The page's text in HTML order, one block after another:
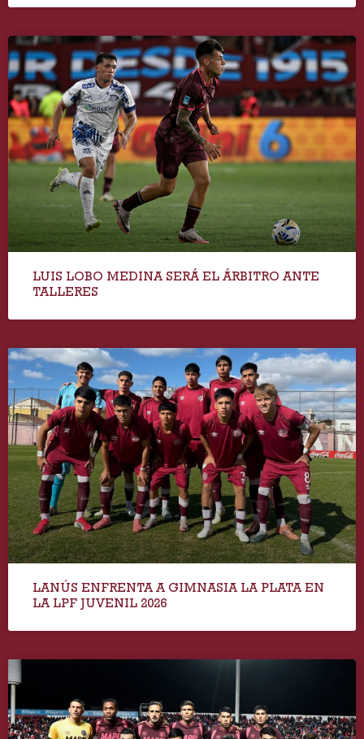
LUIS LOBO MEDINA SERÁ EL ÁRBITRO ANTE
TALLERES
LANÚS ENFRENTA A GIMNASIA LA PLATA EN
LA LPF JUVENIL 2026